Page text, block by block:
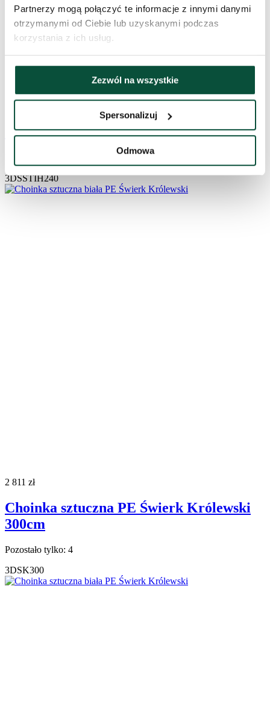
Partnerzy mogą połączyć te informacje z innymi danymi
otrzymanymi od Ciebie lub uzyskanymi podczas
korzystania z ich usług.
Zezwól na wszystkie
Spersonalizuj
Odmowa
Choinka sztuczna PE Świerk Slim 240cm
3DSSTIH240
2 811 zł
Choinka sztuczna PE Świerk Królewski
300cm
Pozostało tylko: 4
3DSK300